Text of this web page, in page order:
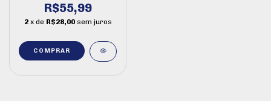
R$55,99
2 x de R$28,00 sem juros
COMPRAR